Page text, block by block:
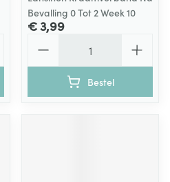
Bevalling 0 Tot 2 Week 10
€ 3,99
Bestel